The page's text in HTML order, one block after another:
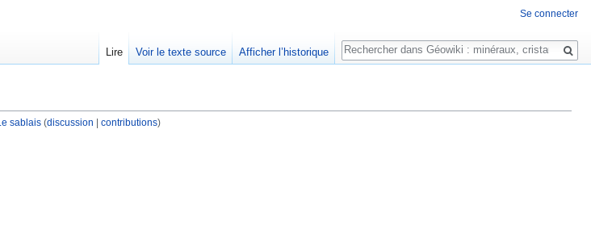
Le sablais (discussion contributions)
Se connecter
Lire Voir le texte source Afficher l’historique
Rechercher